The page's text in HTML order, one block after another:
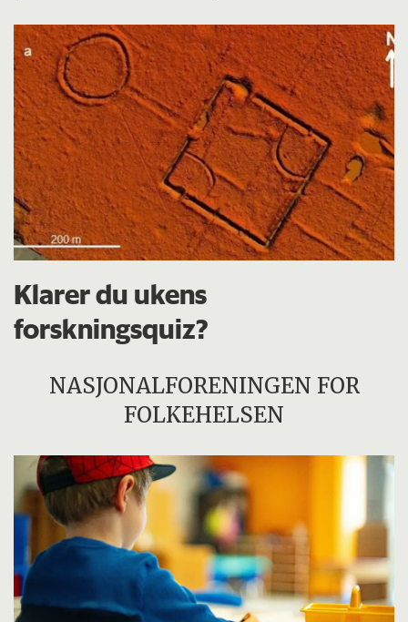
Klarer du ukens
forskningsquiz?
NASJONALFORENINGEN FOR
FOLKEHELSEN